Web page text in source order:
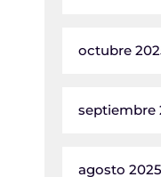
octubre
septiembre
agosto 2025